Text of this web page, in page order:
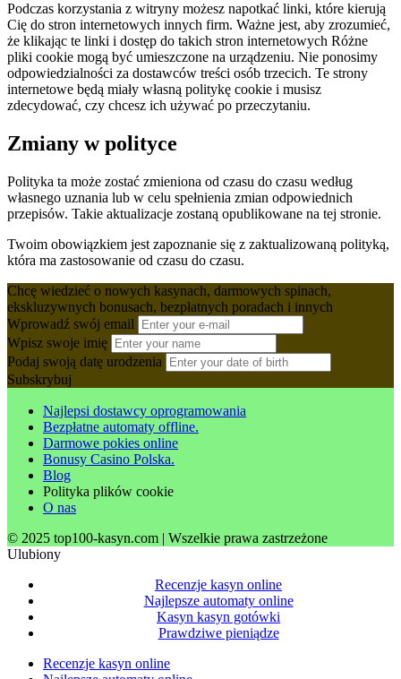
Podczas korzystania z witryny możesz napotkać linki, które kierują
Cię do stron internetowych innych firm. Ważne jest, aby zrozumieć,
że klikając te linki i dostęp do takich stron internetowych Różne
pliki cookie mogą być umieszczone na urządzeniu. Nie ponosimy
odpowiedzialności za dostawców treści osób trzecich. Te strony
internetowe będą miały własną politykę cookie i musisz
zdecydować, czy chcesz ich używać po przeczytaniu.
Zmiany w polityce
Polityka ta może zostać zmieniona od czasu do czasu według
własnego uznania lub w celu spełnienia zmian odpowiednich
przepisów. Takie aktualizacje zostaną opublikowane na tej stronie.
Twoim obowiązkiem jest zapoznanie się z zaktualizowaną polityką,
która ma zastosowanie od czasu do czasu.
Chcę wiedzieć o nowych kasynach, darmowych spinach,
ekskluzywnych bonusach, bezpłatnych poradach i innych
Wprowadź swój email
Wpisz swoje imię
Podaj swoją datę urodzenia
Subskrybuj
Najlepsi dostawcy oprogramowania
Bezpłatne automaty offline.
Darmowe pokies online
Bonusy Casino Polska.
Blog
Polityka plików cookie
O nas
© 2025 top100-kasyn.com | Wszelkie prawa zastrzeżone
Ulubiony
Recenzje kasyn online
Najlepsze automaty online
Kasyn kasyn gotówki
Prawdziwe pieniądze
Recenzje kasyn online